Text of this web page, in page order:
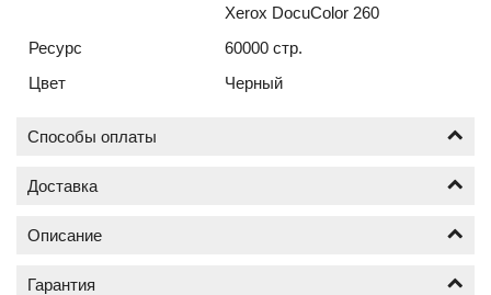
Xerox DocuColor 260
Ресурс
60000 стр.
Цвет
Черный
Способы оплаты
Оплата по безналичному расчёту (счёт с НДС)
Доставка
Доставка Ваших картриджей на заправку к нам и
бесплатно;
Описание
Гарантия